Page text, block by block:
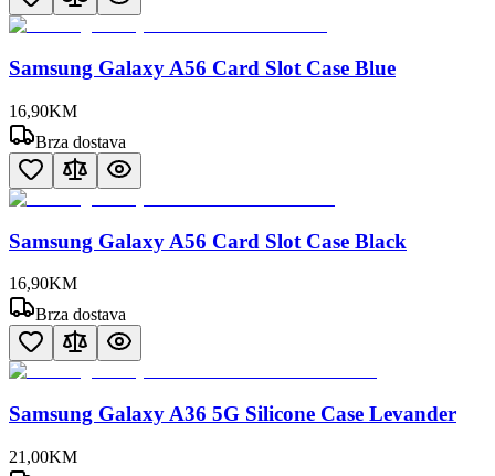
Samsung Galaxy A56 Card Slot Case Blue
16,90KM
Brza dostava
Samsung Galaxy A56 Card Slot Case Black
16,90KM
Brza dostava
Samsung Galaxy A36 5G Silicone Case Levander
21 ,00KM